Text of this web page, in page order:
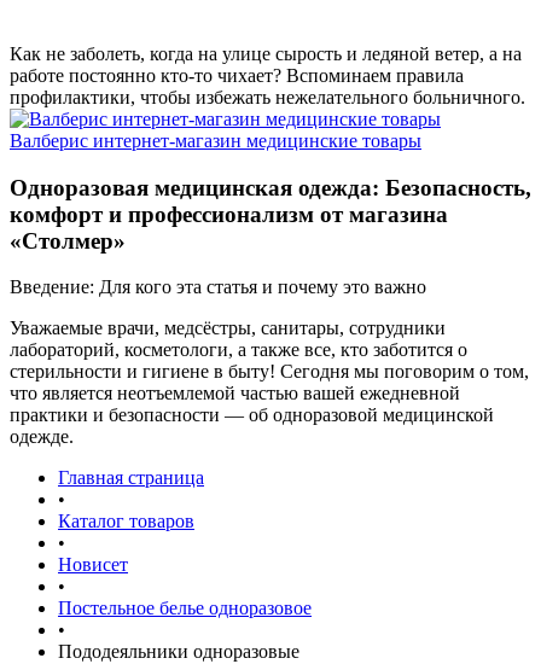
Как не заболеть, когда на улице сырость и ледяной ветер, а на
работе постоянно кто-то чихает? Вспоминаем правила
профилактики, чтобы избежать нежелательного больничного.
Валберис интернет-магазин медицинские товары
Одноразовая медицинская одежда: Безопасность,
комфорт и профессионализм от магазина
«Столмер»
Введение: Для кого эта статья и почему это важно
Уважаемые врачи, медсёстры, санитары, сотрудники
лабораторий, косметологи, а также все, кто заботится о
стерильности и гигиене в быту! Сегодня мы поговорим о том,
что является неотъемлемой частью вашей ежедневной
практики и безопасности — об одноразовой медицинской
одежде.
Главная страница
•
Каталог товаров
•
Новисет
•
Постельное белье одноразовое
•
Пододеяльники одноразовые